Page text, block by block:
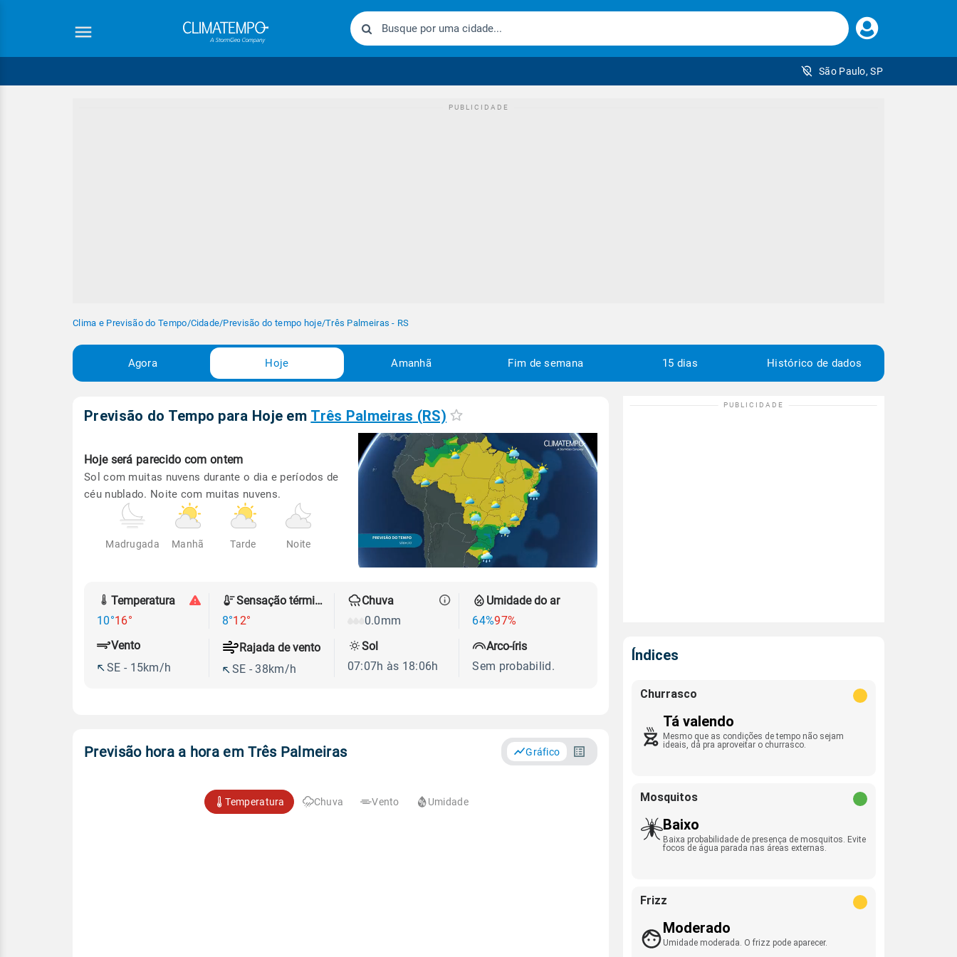
Faça
seu
São Paulo, SP
Clima e Previsão do Tempo/Cidade/Previsão do tempo hoje/Três Palmeiras - RS
Agora Hoje Amanhã Fim de semana 15 dias Histórico de dados
Previsão do Tempo para Hoje em Três Palmeiras (RS)
Hoje será parecido com ontem
Sol com muitas nuvens durante o dia e períodos de
céu nublado. Noite com muitas nuvens.
Madrugada Manhã Tarde Noite
Temperatura
10°16°
Sensação térmica
8°12°
Chuva
0.0mm
Umidade do ar
64%97%
Vento
SE - 15km/h
Rajada de vento
SE - 38km/h
Sol
07:07h às 18:06h
Arco-íris
Sem probabilid.
Previsão hora a hora em Três Palmeiras Gráfico
Temperatura Chuva Vento Umidade
Índices
Churrasco
Tá valendo
Mesmo que as condições de tempo não sejam
ideais, dá pra aproveitar o churrasco.
Mosquitos
Baixo
Baixa probabilidade de presença de mosquitos. Evite
focos de água parada nas áreas externas.
Frizz
Moderado
Umidade moderada. O frizz pode aparecer.